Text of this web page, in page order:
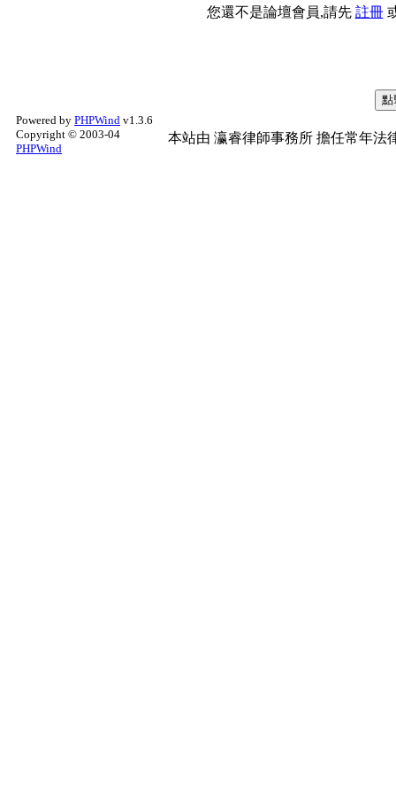
您還不是論壇會員,請先 註冊
Powered by PHPWind v1.3.6
Copyright © 2003-04
PHPWind
本站由 瀛睿律師事務所 擔任常年法